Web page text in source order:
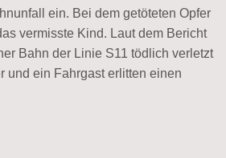
ein. Bei dem getöteten Opfer
vermisste Kind. Laut dem Bericht
Bahn der Linie S11 tödlich verletzt
und ein Fahrgast erlitten einen